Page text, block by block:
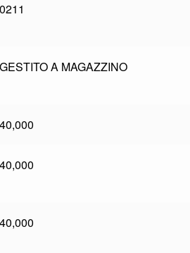
0211
GESTITO A MAGAZZINO
40,000
40,000
40,000